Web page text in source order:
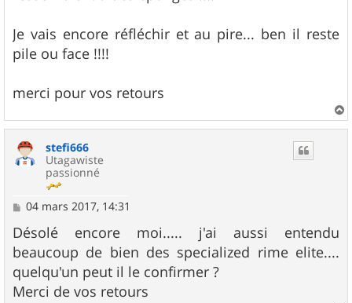
Je vais encore réfléchir et au pire... ben il reste
pile ou face !!!!
merci pour vos retours
a
stefi666
Utagawiste
passionné
M
s
s
a
g
e
04 mars 2017, 14:31
Désolé encore moi..... j'ai aussi entendu
beaucoup de bien des specialized rime elite....
quelqu'un peut il le confirmer ?
Merci de vos retours